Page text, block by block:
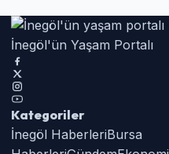
İnegöl'ün Yaşam Portalı
Kategoriler
İnegöl HaberleriBursa